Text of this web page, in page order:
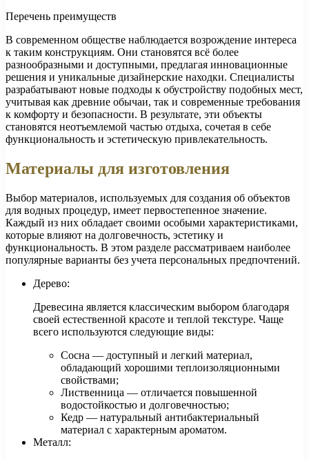
Перечень преимуществ
В современном обществе наблюдается возрождение интереса
к таким конструкциям. Они становятся всё более
разнообразными и доступными, предлагая инновационные
решения и уникальные дизайнерские находки. Специалисты
разрабатывают новые подходы к обустройству подобных мест,
учитывая как древние обычаи, так и современные требования
к комфорту и безопасности. В результате, эти объекты
становятся неотъемлемой частью отдыха, сочетая в себе
функциональность и эстетическую привлекательность.
Материалы для изготовления
Выбор материалов, используемых для создания об объектов
для водных процедур, имеет первостепенное значение.
Каждый из них обладает своими особыми характеристиками,
которые влияют на долговечность, эстетику и
функциональность. В этом разделе рассматриваем наиболее
популярные варианты без учета персональных предпочтений.
Дерево:
Древесина является классическим выбором благодаря
своей естественной красоте и теплой текстуре. Чаще
всего используются следующие виды:
Сосна — доступный и легкий материал,
обладающий хорошими теплоизоляционными
свойствами;
Лиственница — отличается повышенной
водостойкостью и долговечностью;
Кедр — натуральный антибактериальный
материал с характерным ароматом.
Металл: